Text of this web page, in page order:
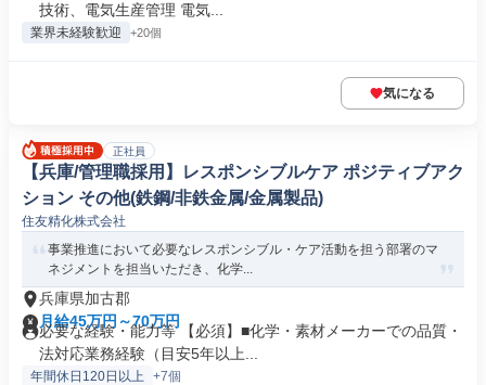
技術、電気生産管理 電気...
業界未経験歓迎 +20個
気になる
正社員
【兵庫/管理職採用】レスポンシブルケア ポジティブアク
ション その他(鉄鋼/非鉄金属/金属製品)
住友精化株式会社
事業推進において必要なレスポンシブル・ケア活動を担う部署のマ
ネジメントを担当いただき、化学...
兵庫県加古郡
月給45万円～70万円
必要な経験・能力等 【必須】■化学・素材メーカーでの品質・
法対応業務経験（目安5年以上...
年間休日120日以上 +7個